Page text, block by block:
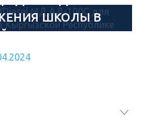
ШКОЛЫ В
РЕСПУБЛИКЕ